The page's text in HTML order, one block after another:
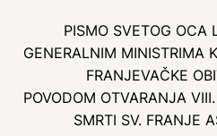
PISMO SVETOG OCA
GENERALNIM MINISTRIMA
FRANJEVAČKE
POVODOM OTVARANJA
SMRTI SV. FRANJE